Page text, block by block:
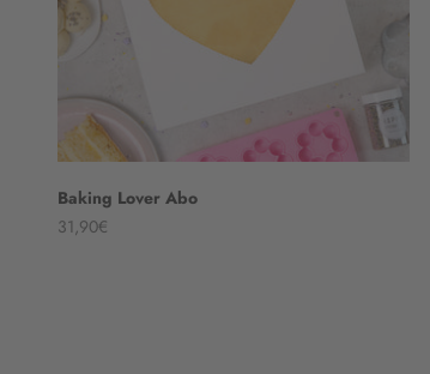
Baking Lover Abo
Angebot
31,90€